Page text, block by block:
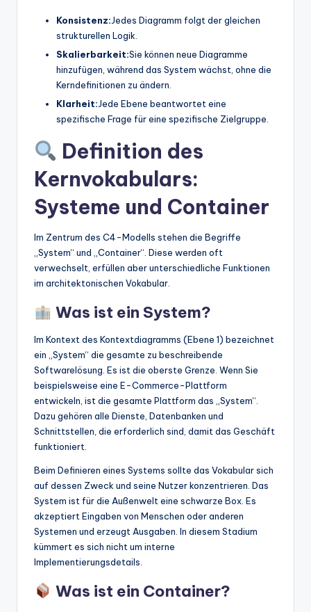
Konsistenz:Jedes Diagramm folgt der gleichen
strukturellen Logik.
Skalierbarkeit:Sie können neue Diagramme
hinzufügen, während das System wächst, ohne die
Kerndefinitionen zu ändern.
Klarheit:Jede Ebene beantwortet eine
spezifische Frage für eine spezifische Zielgruppe.
Definition des
Kernvokabulars:
Systeme und Container
Im Zentrum des C4-Modells stehen die Begriffe
„System“ und „Container“. Diese werden oft
verwechselt, erfüllen aber unterschiedliche Funktionen
im architektonischen Vokabular.
Was ist ein System?
Im Kontext des Kontextdiagramms (Ebene 1) bezeichnet
ein „System“ die gesamte zu beschreibende
Softwarelösung. Es ist die oberste Grenze. Wenn Sie
beispielsweise eine E-Commerce-Plattform
entwickeln, ist die gesamte Plattform das „System“.
Dazu gehören alle Dienste, Datenbanken und
Schnittstellen, die erforderlich sind, damit das Geschäft
funktioniert.
Beim Definieren eines Systems sollte das Vokabular sich
auf dessen Zweck und seine Nutzer konzentrieren. Das
System ist für die Außenwelt eine schwarze Box. Es
akzeptiert Eingaben von Menschen oder anderen
Systemen und erzeugt Ausgaben. In diesem Stadium
kümmert es sich nicht um interne
Implementierungsdetails.
Was ist ein Container?